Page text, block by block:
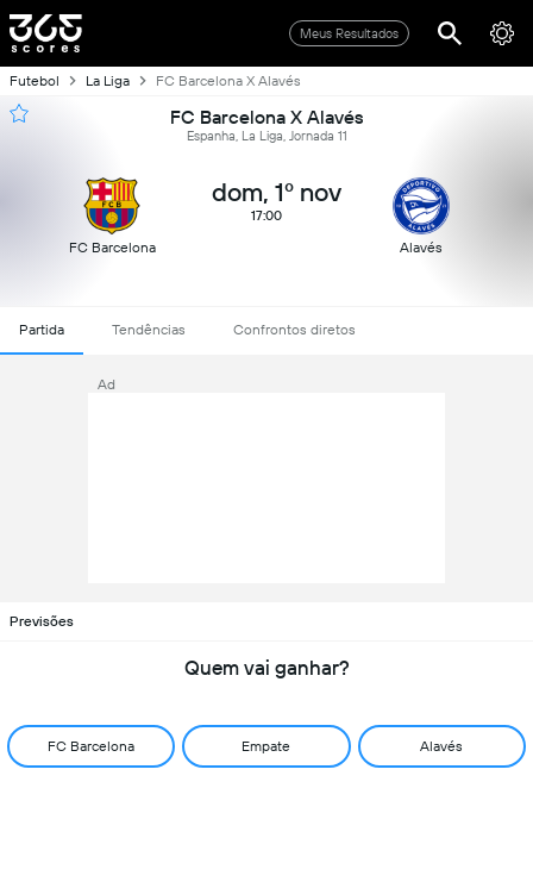
Meus Resultados
Futebol La Liga FC Barcelona X Alavés
FC Barcelona X Alavés
Espanha, La Liga, Jornada 11
FC Barcelona
dom, 1º nov
17:00
Alavés
Partida Tendências Confrontos diretos
Ad
Previsões
Quem vai ganhar?
FC Barcelona Empate Alavés